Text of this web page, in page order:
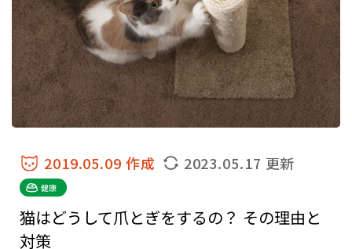
2019.05.09 作成 2023.05.17 更新
健康
猫はどうして爪とぎをするの？ その理由と
対策